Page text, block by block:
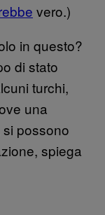
vero.)
in questo?
di stato
turchi,
una
possono
spiega